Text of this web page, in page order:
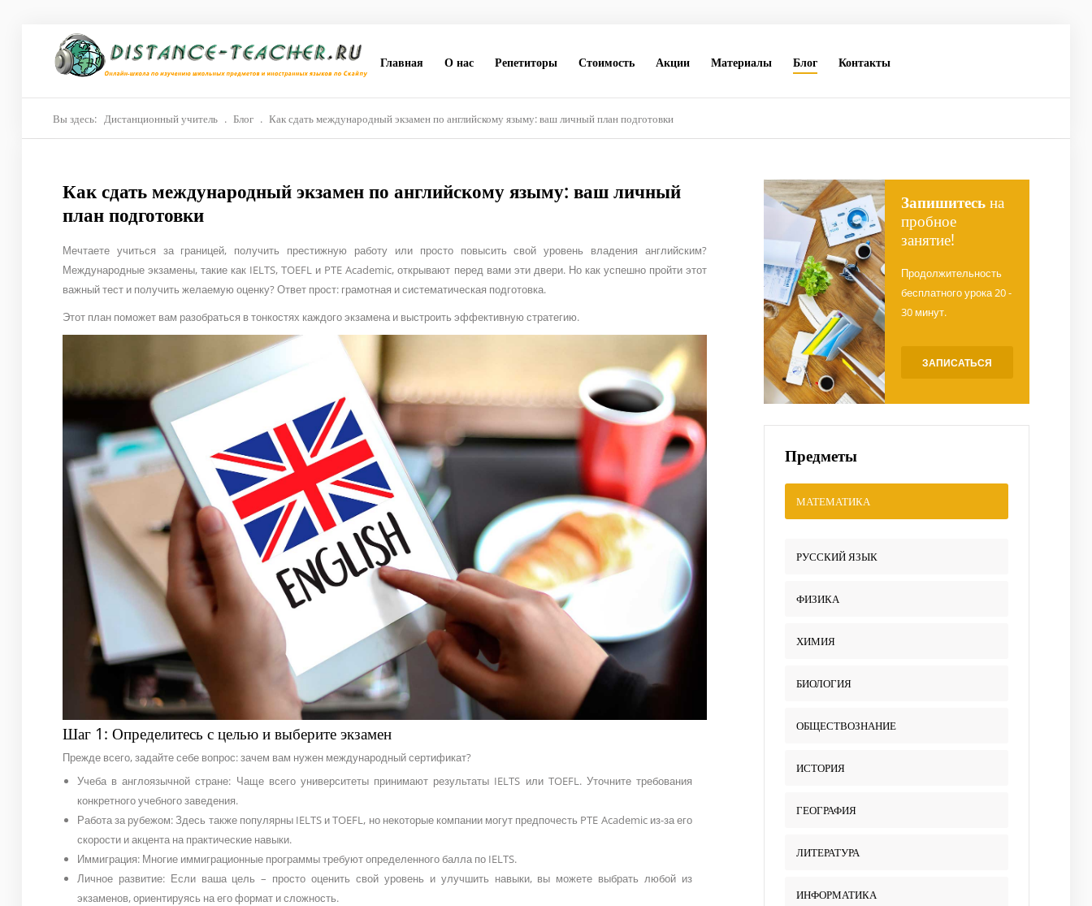
Главная
Репетиторы
Материалы
Контакты
Главная О нас Репетиторы Стоимость Акции Материалы Блог Контакты
Вы здесь: Дистанционный учитель . Блог . Как сдать международный экзамен по английскому языму: ваш личный план подготовки
Как сдать международный экзамен по английскому языму: ваш личный
план подготовки
Мечтаете учиться за границей, получить престижную работу или просто повысить свой уровень владения английским?
Международные экзамены, такие как IELTS, TOEFL и PTE Academic, открывают перед вами эти двери. Но как успешно пройти этот
важный тест и получить желаемую оценку? Ответ прост: грамотная и систематическая подготовка.
Этот план поможет вам разобраться в тонкостях каждого экзамена и выстроить эффективную стратегию.
Шаг 1: Определитесь с целью и выберите экзамен
Прежде всего, задайте себе вопрос: зачем вам нужен международный сертификат?
Учеба в англоязычной стране: Чаще всего университеты принимают результаты IELTS или TOEFL. Уточните требования
конкретного учебного заведения.
Работа за рубежом: Здесь также популярны IELTS и TOEFL, но некоторые компании могут предпочесть PTE Academic из-за его
скорости и акцента на практические навыки.
Иммиграция: Многие иммиграционные программы требуют определенного балла по IELTS.
Личное развитие: Если ваша цель – просто оценить свой уровень и улучшить навыки, вы можете выбрать любой из
экзаменов, ориентируясь на его формат и сложность.
Запишитесьна
пробное
занятие!
Продолжительность
бесплатного урока 20 -
30 минут.
ЗАПИСАТЬСЯ
Предметы
МАТЕМАТИКА
РУССКИЙ ЯЗЫК
ФИЗИКА
ХИМИЯ
БИОЛОГИЯ
ОБЩЕСТВОЗНАНИЕ
ИСТОРИЯ
ГЕОГРАФИЯ
ЛИТЕРАТУРА
ИНФОРМАТИКА